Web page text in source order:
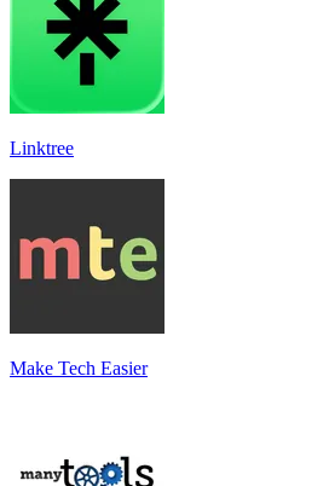
Linktree
Make Tech Easier